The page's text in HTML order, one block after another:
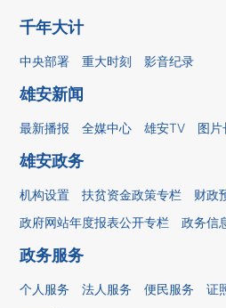
千年大计
中央部署 重大时刻 影音纪录
雄安新闻
最新播报 全媒中心 雄安TV 图片
雄安政务
机构设置 扶贫资金政策专栏
财政
政府网站年度报表公开专栏
政务信
政务服务
个人服务 法人服务 便民服务 证